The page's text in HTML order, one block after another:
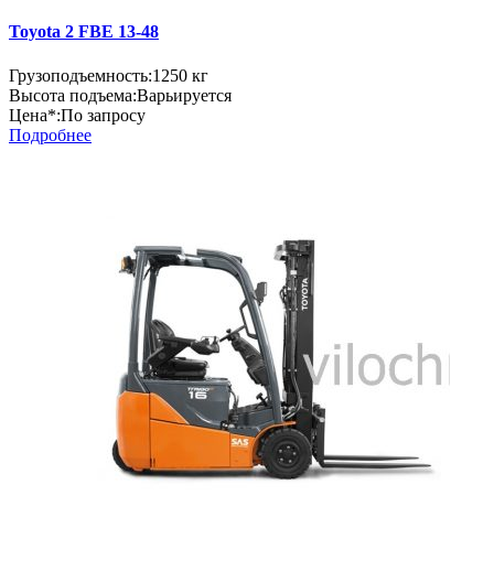
Toyota 2 FBE 13-48
Грузоподъемность:1250 кг
Высота подъема:Варьируется
Цена*:По запросу
Подробнее